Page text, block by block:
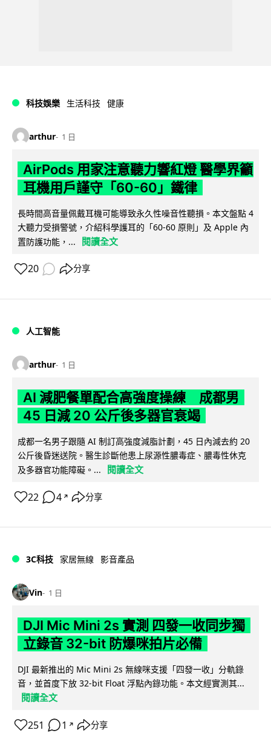
科技娛樂 生活科技 健康
arthur 1 日
AirPods 用家注意聽力響紅燈 醫學界籲
耳機用戶謹守「60-60」鐵律
長時間高音量佩戴耳機可能導致永久性噪音性聽損。本文盤點 4
大聽力受損警號，介紹科學護耳的「60-60 原則」及 Apple 內
置防護功能，...
閱讀全文
20 分享
人工智能
arthur 1 日
AI 減肥餐單配合高強度操練 成都男
45 日減 20 公斤後多器官衰竭
成都一名男子跟隨 AI 制訂高強度減脂計劃，45 日內減去約 20
公斤後昏迷送院。醫生診斷他患上尿源性膿毒症、膿毒性休克
及多器官功能障礙。...
閱讀全文
22 4 ↗ 分享
3C科技 家居無線 影音產品
Vin 1 日
DJI Mic Mini 2s 實測 四發一收同步獨
立錄音 32-bit 防爆咪拍片必備
DJI 最新推出的 Mic Mini 2s 無線咪支援「四發一收」分軌錄
音，並首度下放 32-bit Float 浮點內錄功能。本文經實測其...
閱讀全文
251 1 ↗ 分享